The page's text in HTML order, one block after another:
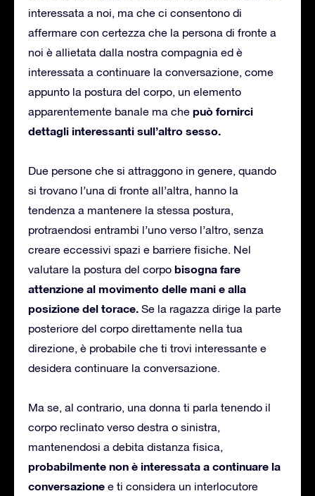
interessata a noi, ma che ci consentono di
affermare con certezza che la persona di fronte a
noi è allietata dalla nostra compagnia ed è
interessata a continuare la conversazione, come
appunto la postura del corpo, un elemento
apparentemente banale ma che può fornirci
dettagli interessanti sull’altro sesso.
Due persone che si attraggono in genere, quando
si trovano l’una di fronte all’altra, hanno la
tendenza a mantenere la stessa postura,
protraendosi entrambi l’uno verso l’altro, senza
creare eccessivi spazi e barriere fisiche. Nel
valutare la postura del corpo bisogna fare
attenzione al movimento delle mani e alla
posizione del torace. Se la ragazza dirige la parte
posteriore del corpo direttamente nella tua
direzione, è probabile che ti trovi interessante e
desidera continuare la conversazione.
Ma se, al contrario, una donna ti parla tenendo il
corpo reclinato verso destra o sinistra,
mantenendosi a debita distanza fisica,
probabilmente non è interessata a continuare la
conversazione e ti considera un interlocutore